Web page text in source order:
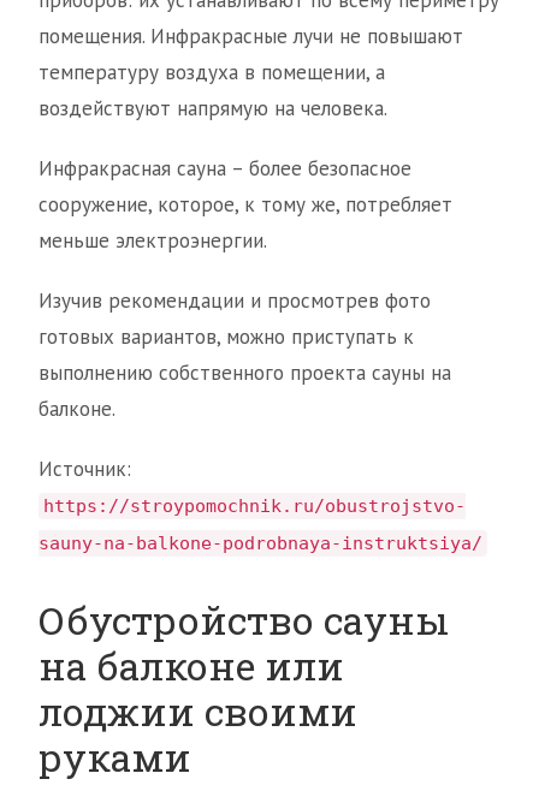
помещения. Инфракрасные лучи не повышают
температуру воздуха в помещении, а
воздействуют напрямую на человека.
Инфракрасная сауна – более безопасное
сооружение, которое, к тому же, потребляет
меньше электроэнергии.
Изучив рекомендации и просмотрев фото
готовых вариантов, можно приступать к
выполнению собственного проекта сауны на
балконе.
Источник:
https://stroypomochnik.ru/obustrojstvo-
sauny-na-balkone-podrobnaya-instruktsiya/
Обустройство сауны
на балконе или
лоджии своими
руками